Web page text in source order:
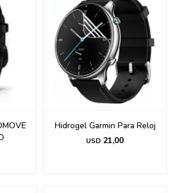
Hidrogel Garmin Para Reloj
USD 21,00